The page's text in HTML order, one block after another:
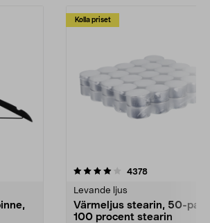
Kolla priset
4378recensioner
Levande ljus
Värmeljus stearin, 50-pack,
100 procent stearin
4.5av 5 stjärnor